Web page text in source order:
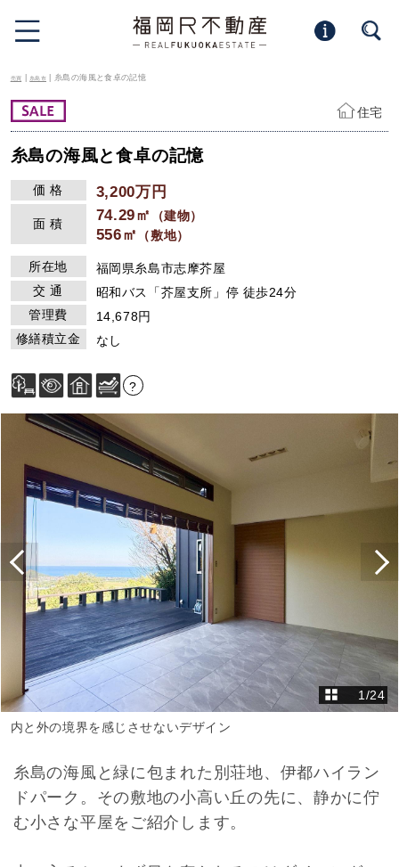
売買 糸島市 | 糸島の海風と食卓の記憶
住宅
糸島の海風と食卓の記憶
価 格 3,200万円
面 積 74.29㎡ （建物）
556㎡ （敷地）
所在地
福岡県糸島市志摩芥屋
交 通
昭和バス「芥屋支所」停 徒歩24分
管理費
14,678円
修繕積立金
なし
?
1/24
内と外の境界を感じさせないデザイン
糸島の海風と緑に包まれた別荘地、伊都ハイラン
ドパーク。その敷地の小高い丘の先に、静かに佇
む小さな平屋をご紹介します。